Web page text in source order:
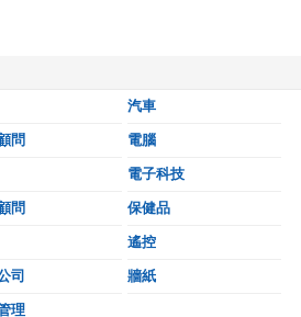
汽車
問 電腦
電子科技
問 保健品
遙控
司 牆紙
理